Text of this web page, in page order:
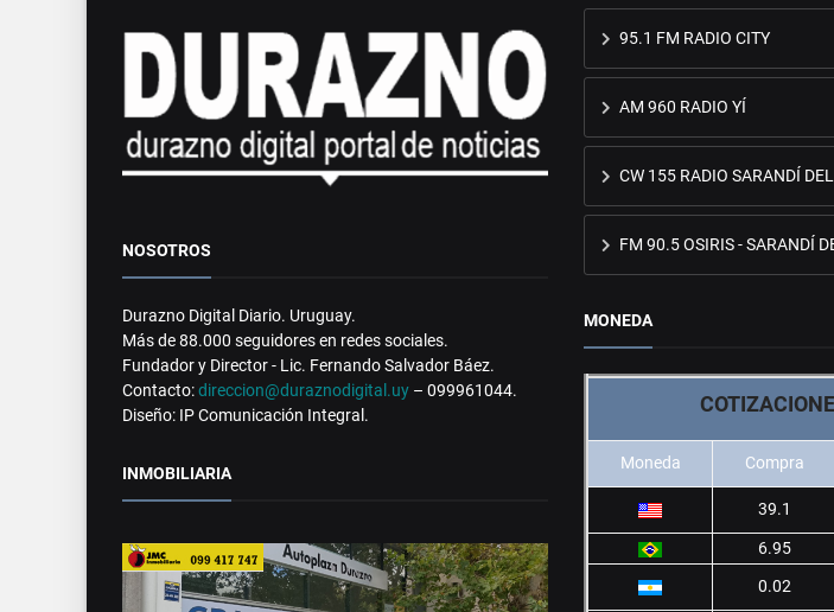
NOSOTROS
Durazno Digital Diario. Uruguay.
Más de 88.000 seguidores en redes sociales.
Fundador y Director - Lic. Fernando Salvador Báez.
Contacto:direccion@duraznodigital.uy – 099961044.
Diseño: IP Comunicación Integral.
INMOBILIARIA
95.1 FM RADIO CITY
AM 960 RADIO YÍ
CW 155 RADIO SARANDÍ
FM 90.5 OSIRIS - SARANDÍ
MONEDA
Moneda Compra
39.1
6.95
0.02